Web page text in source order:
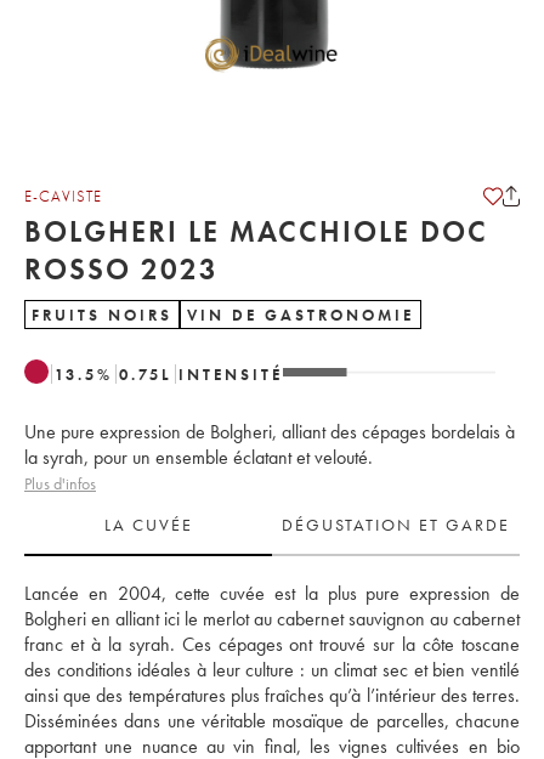
E-CAVISTE
BOLGHERI LE MACCHIOLE DOC
ROSSO 2023
FRUITS NOIRS VIN DE GASTRONOMIE
13.5% 0.75 L INTENSITÉ
Une pure expression de Bolgheri, alliant des cépages bordelais à
la syrah, pour un ensemble éclatant et velouté.
Plus d'infos
LA CUVÉE
DÉGUSTATION ET GARDE
Lancée en 2004, cette cuvée est la plus pure expression de
Bolgheri en alliant ici le merlot au cabernet sauvignon au cabernet
franc et à la syrah. Ces cépages ont trouvé sur la côte toscane
des conditions idéales à leur culture : un climat sec et bien ventilé
ainsi que des températures plus fraîches qu’à l’intérieur des terres.
Disséminées dans une véritable mosaïque de parcelles, chacune
apportant une nuance au vin final, les vignes cultivées en bio